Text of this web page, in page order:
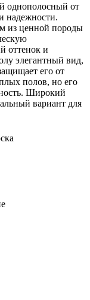
однополосный от
надежности.
из ценной породы
оттенок и
элегантный вид,
его от
полов, но его
Широкий
вариант для